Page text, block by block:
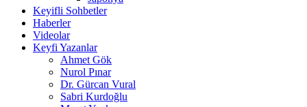
Keyifli Sohbetler
Haberler
Videolar
Keyfi Yazanlar
Ahmet Gök
Nurol Pınar
Dr. Gürcan Vural
Sabri Kurdoğlu